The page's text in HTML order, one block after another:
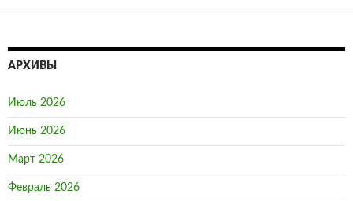
АРХИВЫ
Июль 2026
Июнь 2026
Март 2026
Февраль 2026